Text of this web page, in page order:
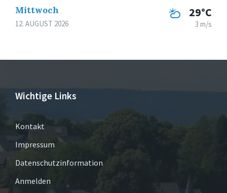
Mittwoch
12. AUGUST 2026
29°C
3 m/s
Wichtige Links
Kontakt
Impressum
Datenschutzinformation
Anmelden